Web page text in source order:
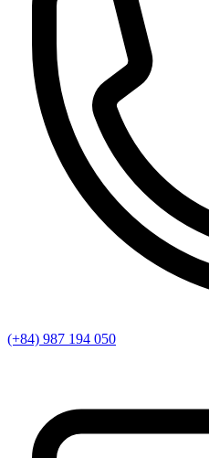
(+84) 987 194 050